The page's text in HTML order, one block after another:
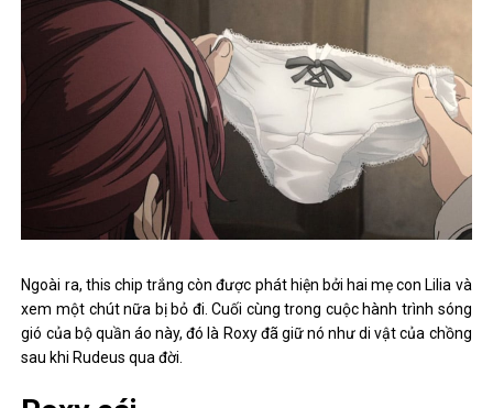
Ngoài ra, this chip trắng còn được phát hiện bởi hai mẹ con Lilia và
xem một chút nữa bị bỏ đi. Cuối cùng trong cuộc hành trình sóng
gió của bộ quần áo này, đó là Roxy đã giữ nó như di vật của chồng
sau khi Rudeus qua đời.